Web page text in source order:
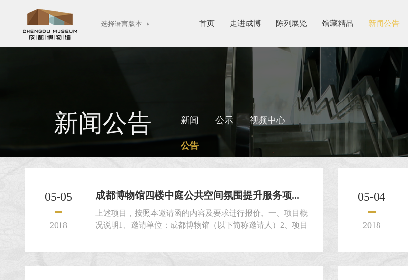
选择语言版本  首页 走进成博 陈列展览 馆藏精品 新闻公告
新闻公告 新闻 公示 视频中心
公告
05-05
2018
成都博物馆四楼中庭公共空间氛围提升服务项...
上述项目，按照本邀请函的内容及要求进行报价。一、项目概
况说明1、邀请单位：成都博物馆（以下简称邀请人）2、项目
05-04
2018